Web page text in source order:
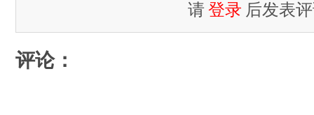
请 登录 后发表
评论：